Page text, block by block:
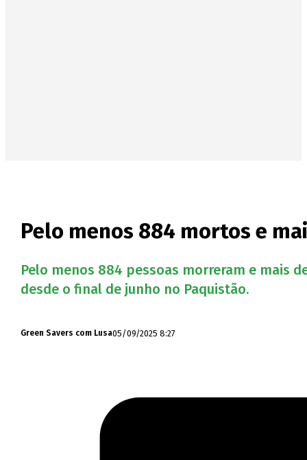
Pelo menos 884 mortos e
Pelo menos 884 pessoas morreram e mais
desde o final de junho no Paquistão.
Green Savers com Lusa05/09/2025 8:27